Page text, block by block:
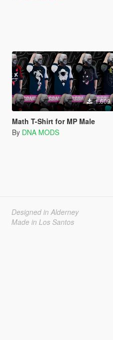
1.609
Math T-Shirt for MP Male
By DNA MODS
Designed in Alderney
Made in Los Santos